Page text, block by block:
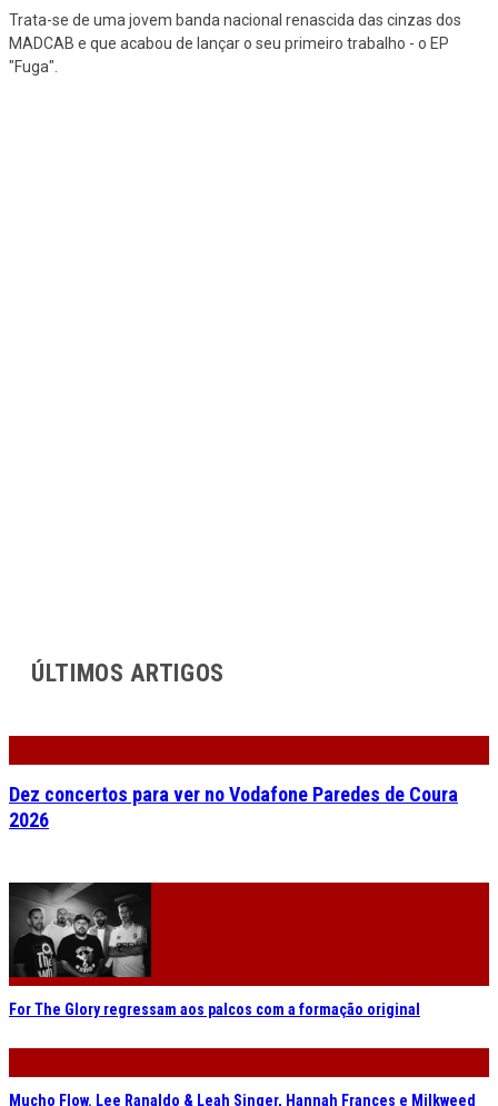
Trata-se de uma jovem banda nacional renascida das cinzas dos
MADCAB e que acabou de lançar o seu primeiro trabalho - o EP
"Fuga".
ÚLTIMOS ARTIGOS
Dez concertos para ver no Vodafone Paredes de Coura
2026
For The Glory regressam aos palcos com a formação original
Mucho Flow. Lee Ranaldo & Leah Singer, Hannah Frances e Milkweed